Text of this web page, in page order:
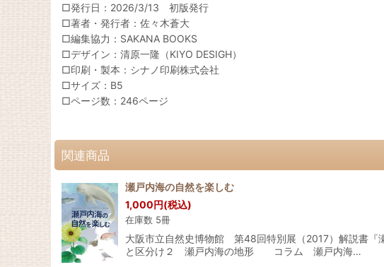
□発行日：2026/3/13 初版発行
□著者・発行者：佐々木蒼大
□編集協力：SAKANA BOOKS
□デザイン：清原一隆（KIYO DESIGH）
□印刷・製本：シナノ印刷株式会社
□サイズ：B5
□ページ数：246ページ
関連商品
瀬戸内海の自然を楽しむ
1,000円(税込)
在庫数 5冊
大阪市立自然史博物館 第48回特別展（2017）解説書
と区分け２ 瀬戸内海の地形 コラム 瀬戸内海…